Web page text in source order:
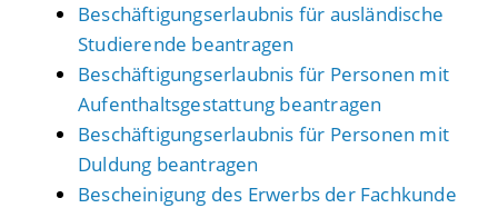
Beschäftigungserlaubnis für ausländische
Studierende beantragen
Beschäftigungserlaubnis für Personen mit
Aufenthaltsgestattung beantragen
Beschäftigungserlaubnis für Personen mit
Duldung beantragen
Bescheinigung des Erwerbs der Fachkunde